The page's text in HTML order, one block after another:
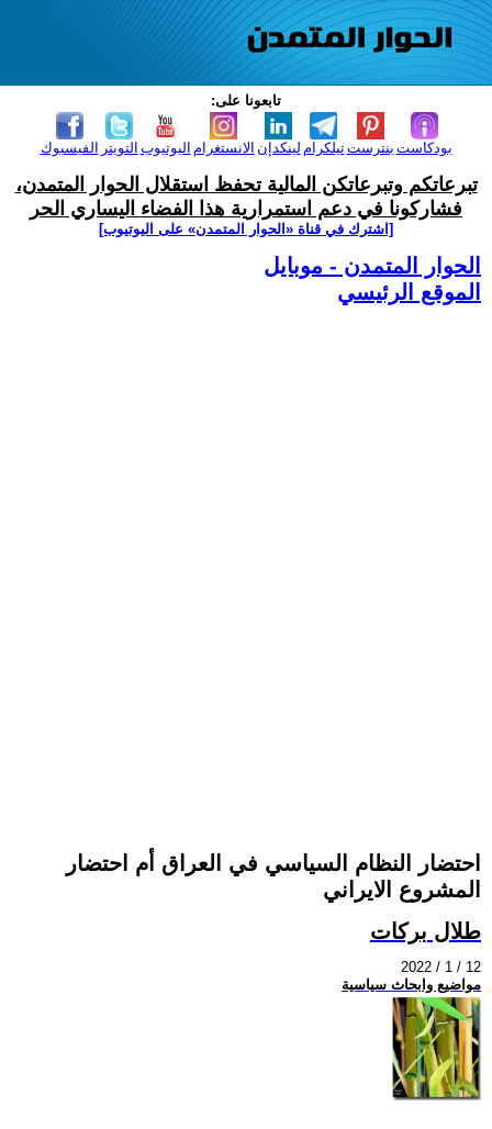
تابعونا على:
الفيسبوك التويتر اليوتيوب الانستغرام لينكدإن تيلكرامبنترست بودكاست
تبرعاتكم وتبرعاتكن المالية تحفظ استقلال الحوار المتمدن،
فشاركونا في دعم استمرارية هذا الفضاء اليساري الحر
[اشترك في قناة ‫«الحوار المتمدن» على اليوتيوب]
الحوار المتمدن - موبايل
الموقع الرئيسي
احتضار النظام السياسي في العراق أم احتضار
المشروع الايراني
طلال بركات
2022 / 1 / 12
مواضيع وابحاث سياسية